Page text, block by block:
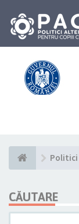
Politici
CĂUTARE